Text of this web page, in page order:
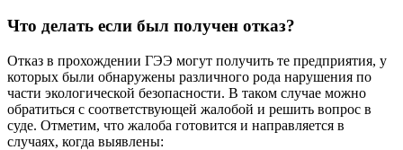
Что делать если был получен отказ?
Отказ в прохождении ГЭЭ могут получить те предприятия, у
которых были обнаружены различного рода нарушения по
части экологической безопасности. В таком случае можно
обратиться с соответствующей жалобой и решить вопрос в
суде. Отметим, что жалоба готовится и направляется в
случаях, когда выявлены: